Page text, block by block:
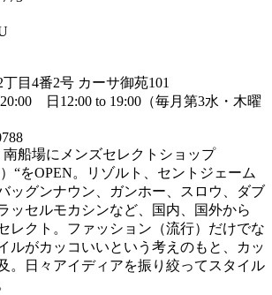
目4番2号 カーサ御苑101
日12:00 to 19:00（毎月第3水・木曜
南船場にメンズセレクトショップ
“をOPEN。リゾルト、セントジェーム
ッグンナウン、ガンホー、スロウ、ダブ
ッセルモカシンなど、国内、国外から
レクト。ファッション（流行）だけでな
ルがカッコいいという考えのもと、カッ
。日々アイディアを振り絞ってスタイル